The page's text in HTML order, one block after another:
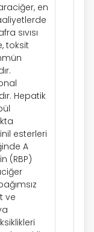
en
sıvısı
toksit
Hepatik
esterleri
A
(RBP)
ve